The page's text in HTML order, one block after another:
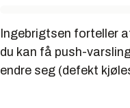
Ingebrigtsen forteller
du kan få push-
endre seg (defekt